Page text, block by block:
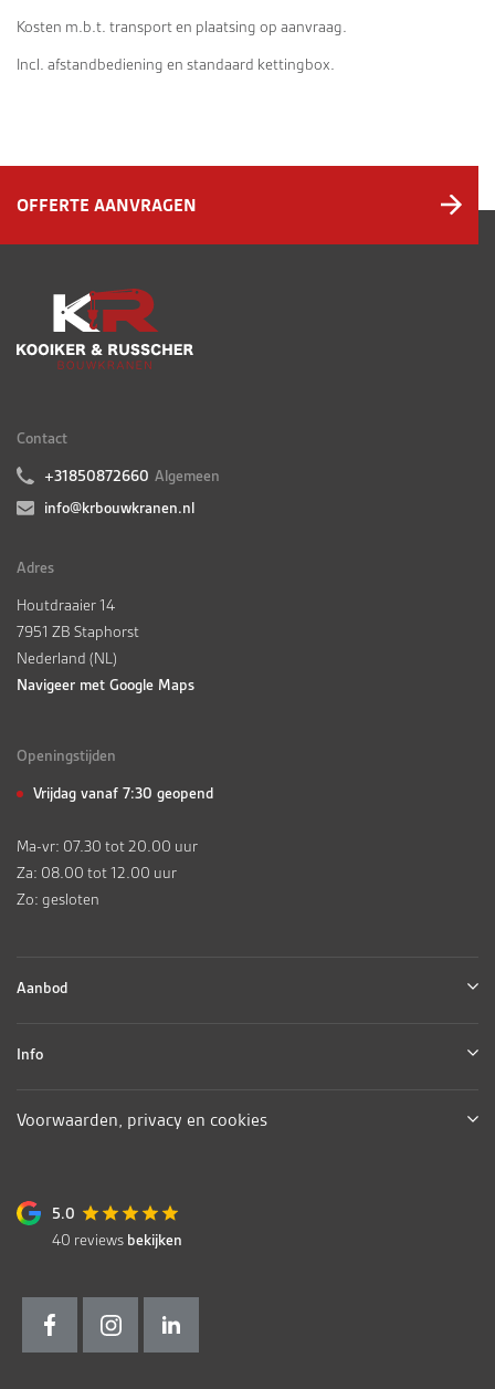
Kosten m.b.t. transport en plaatsing op aanvraag.
Incl. afstandbediening en standaard kettingbox.
OFFERTE AANVRAGEN
Contact
+31850872660 Algemeen
info@krbouwkranen.nl
Adres
Houtdraaier 14
7951 ZB Staphorst
Nederland (NL)
Navigeer met Google Maps
Openingstijden
Vrijdag vanaf 7:30 geopend
Ma-vr: 07.30 tot 20.00 uur
Za: 08.00 tot 12.00 uur
Zo: gesloten
Aanbod
Info
5.0
40 reviews bekijken
Voorwaarden, privacy en cookies